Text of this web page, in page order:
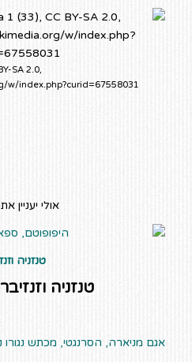
SA 2.0,
w/index.php?curid=67558031
אולי יעניין
טנזניה
טנזניה וזנזיבר ב-8
אגם מניארה, הסרנגטי, מכתש נגורו